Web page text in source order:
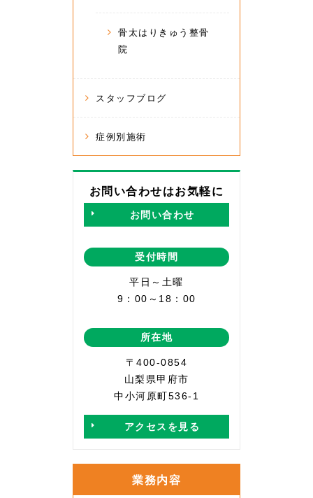
骨太はりきゅう整骨
院
スタッフブログ
症例別施術
お問い合わせはお気軽に
お問い合わせ
受付時間
平日～土曜
9：00～18：00
所在地
〒400-0854
山梨県甲府市
中小河原町536-1
アクセスを見る
業務内容